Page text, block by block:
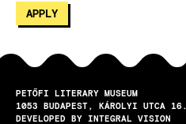
PETŐFI LITERARY MUSEUM
1053
BUDAPEST
KÁROLYI UTCA 16.
DEVELOPED BY INTEGRAL VISION